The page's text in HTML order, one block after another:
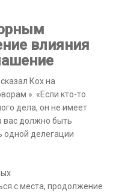
влияния
Кох на
». «Если кто-то
дела, он не имеет
вас должно быть
одной делегации
с места, продолжение